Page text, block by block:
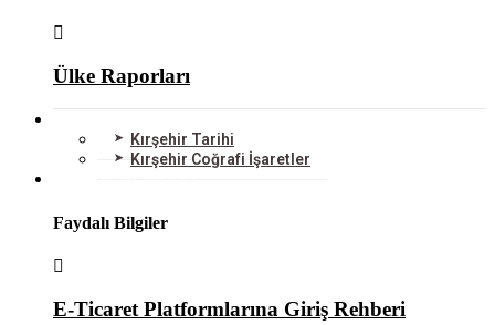
Ülke Raporları
Kırşehir Tarihi
Kırşehir Coğrafi İşaretler
Faydalı Bilgiler
E-Ticaret Platformlarına Giriş Rehberi